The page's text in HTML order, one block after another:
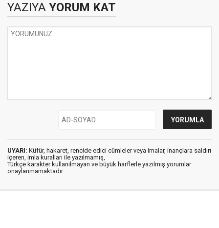
YAZIYA YORUM KAT
UYARI: Küfür, hakaret, rencide edici cümleler veya imalar, inançlara saldırı
içeren, imla kuralları ile yazılmamış,
Türkçe karakter kullanılmayan ve büyük harflerle yazılmış yorumlar
onaylanmamaktadır.